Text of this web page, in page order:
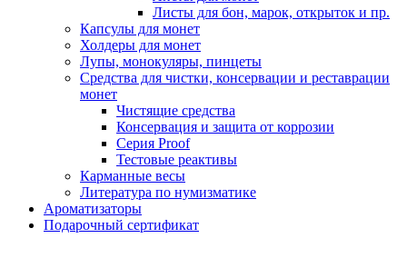
Листы для бон, марок, открыток и пр.
Капсулы для монет
Холдеры для монет
Лупы, монокуляры, пинцеты
Средства для чистки, консервации и реставрации
монет
Чистящие средства
Консервация и защита от коррозии
Серия Proof
Тестовые реактивы
Карманные весы
Литература по нумизматике
Ароматизаторы
Подарочный сертификат